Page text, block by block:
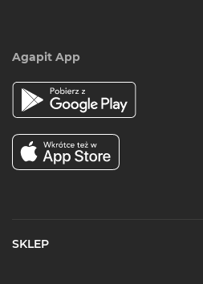
Agapit App
SKLEP